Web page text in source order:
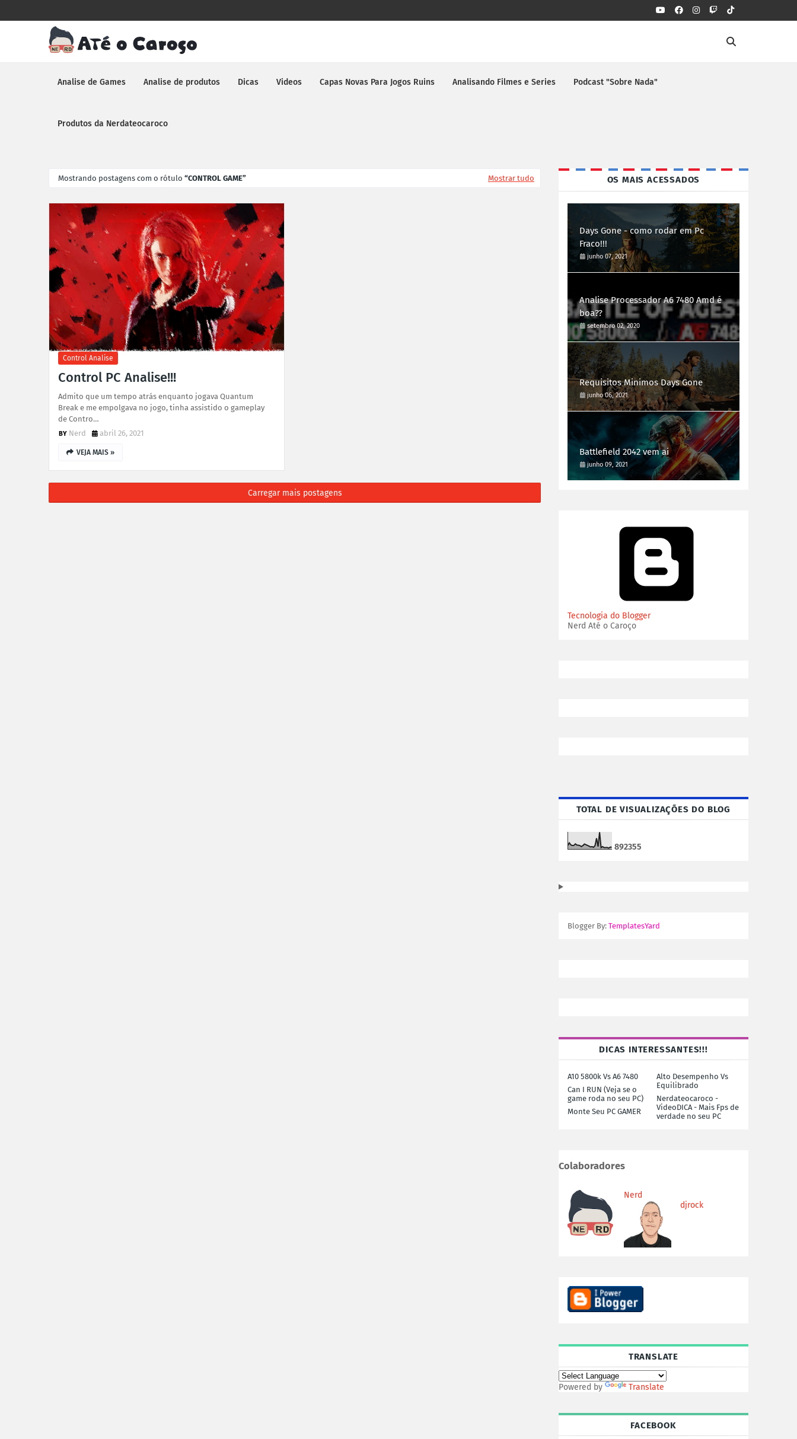
Analise de Games Analise de produtos Dicas Videos Capas Novas Para Jogos Ruins Analisando Filmes e Series Podcast "Sobre Nada"
Produtos da Nerdateocaroco
Mostrando postagens com o rótulo CONTROL GAME Mostrar tudo
Control Analise
Control PC Analise!!!
Admito que um tempo atrás enquanto jogava Quantum
Break e me empolgava no jogo, tinha assistido o gameplay
de Contro…
Nerd
abril 26, 2021
VEJA MAIS »
Carregar mais postagens
OS MAIS ACESSADOS
Days Gone - como rodar em Pc
Fraco!!!
junho 07, 2021
Analise Processador A6 7480 Amd é
boa??
setembro 02, 2020
Requisitos Minimos Days Gone
junho 06, 2021
Battlefield 2042 vem ai
junho 09, 2021
Tecnologia do Blogger
Nerd Até o Caroço
TOTAL DE VISUALIZAÇÕES DO BLOG
892355
Blogger By: TemplatesYard
DICAS INTERESSANTES!!!
A10 5800k Vs A6 7480
Alto Desempenho Vs
Equilibrado
Can I RUN (Veja se o
game roda no seu PC)
Nerdateocaroco -
VideoDICA - Mais Fps de
verdade no seu PC
Monte Seu PC GAMER
Colaboradores
Nerd
djrock
TRANSLATE
Powered by Translate
FACEBOOK